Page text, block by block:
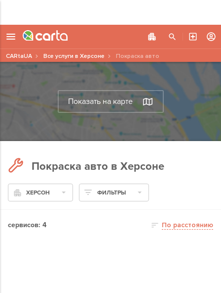
Показать на карте
CARtaUA Все услуги в Херсоне Покраска авто
Покраска авто в Херсоне
ХЕРСОН ФИЛЬТРЫ
сервисов: 4 По расстоянию